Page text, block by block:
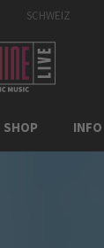
SCHWEIZ
SHOP INFO